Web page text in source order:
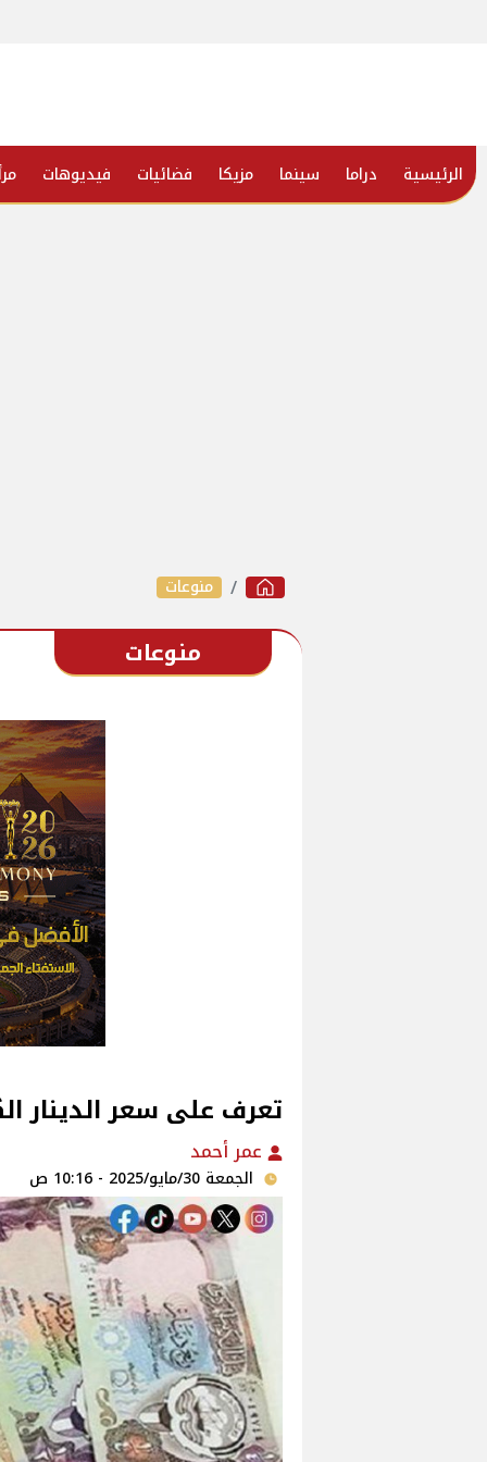
الرئيسية دراما سينما مزيكا فضائيات فيديوهات
منوعات
منوعات
تعرف على سعر الدينار
عمر أحمد
الجمعة 30/مايو/2025 - 10:16 ص